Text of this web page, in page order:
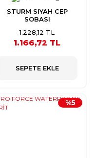
STURM SIYAH CEP
SOBASI
1.228,12 TL
1.166,72 TL
SEPETE EKLE
%5